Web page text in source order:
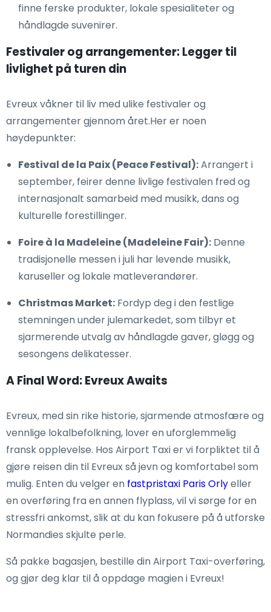
finne ferske produkter, lokale spesialiteter og
håndlagde suvenirer.
Festivaler og arrangementer: Legger til
livlighet på turen din
Evreux våkner til liv med ulike festivaler og
arrangementer gjennom året.Her er noen
høydepunkter:
Festival de la Paix (Peace Festival):Arrangert i
september, feirer denne livlige festivalen fred og
internasjonalt samarbeid med musikk, dans og
kulturelle forestillinger.
Foire à la Madeleine (Madeleine Fair): Denne
tradisjonelle messen i juli har levende musikk,
karuseller og lokale matleverandører.
Christmas Market: Fordyp deg i den festlige
stemningen under julemarkedet, som tilbyr et
sjarmerende utvalg av håndlagde gaver, gløgg og
sesongens delikatesser.
A Final Word: Evreux Awaits
Evreux, med sin rike historie, sjarmende atmosfære og
vennlige lokalbefolkning, lover en uforglemmelig
fransk opplevelse. Hos Airport Taxi er vi forpliktet til å
gjøre reisen din til Evreux så jevn og komfortabel som
mulig. Enten du velger en fastpristaxi Paris Orlyeller
en overføring fra en annen flyplass, vil vi sørge for en
stressfri ankomst, slik at du kan fokusere på å utforske
Normandies skjulte perle.
Så pakke bagasjen, bestille din Airport Taxi-overføring,
og gjør deg klar til å oppdage magien i Evreux!